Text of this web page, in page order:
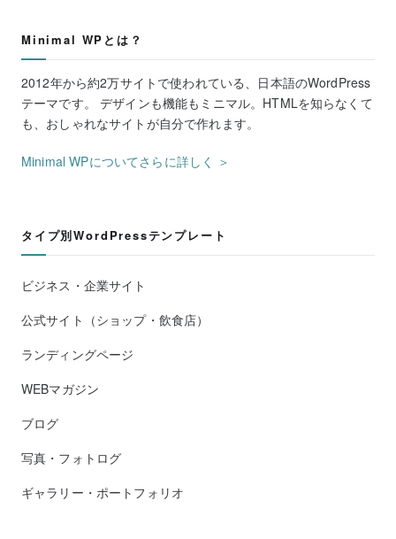
Minimal WPとは？
2012年から約2万サイトで使われている、日本語のWordPress
テーマです。 デザインも機能もミニマル。HTMLを知らなくて
も、おしゃれなサイトが自分で作れます。
Minimal WPについてさらに詳しく ＞
タイプ別WordPressテンプレート
ビジネス・企業サイト
公式サイト（ショップ・飲食店）
ランディングページ
WEBマガジン
ブログ
写真・フォトログ
ギャラリー・ポートフォリオ